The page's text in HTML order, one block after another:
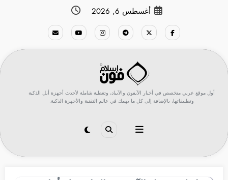
أغسطس 6, 2026
أول موقع عربي متخصص في أخبار الآيفون والآيباد، وتغطية شاملة لأحدث أجهزة أبل الذكية
وتطبيقاتها، بالإضافة إلى كل ما يهمك في عالم التقنية والأجهزة الذكية.